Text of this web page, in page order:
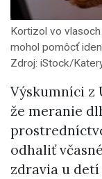
Kortizol vo
mohol pomôcť
Zdroj: iStock/
Výskumníci z
že meranie
odhaliť
zdravia u